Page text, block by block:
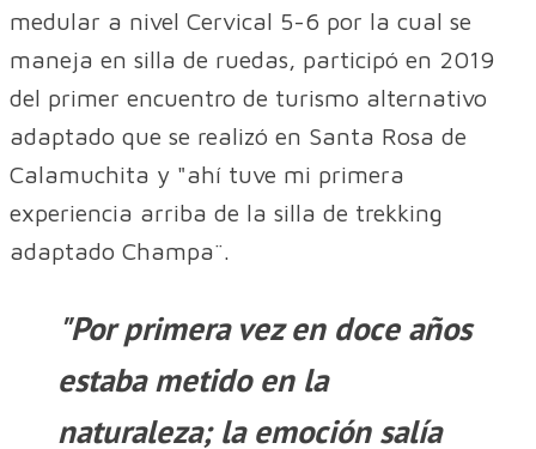
medular a nivel Cervical 5-6 por la cual se
maneja en silla de ruedas, participó en 2019
del primer encuentro de turismo alternativo
adaptado que se realizó en Santa Rosa de
Calamuchita y "ahí tuve mi primera
experiencia arriba de la silla de trekking
adaptado Champa¨.
"Por primera vez en doce años
estaba metido en la
naturaleza; la emoción salía